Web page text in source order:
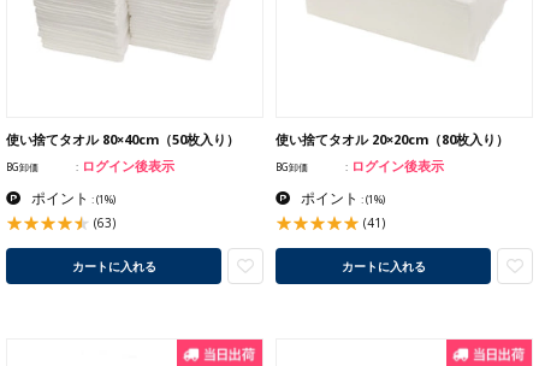
使い捨てタオル 80×40cm（50枚入り）
BG卸価 ログイン後表示
ポイント :(1%)
(63)
カートに入れる
使い捨てタオル 20×20cm（80枚入り）
BG卸価 ログイン後表示
ポイント :(1%)
(41)
カートに入れる